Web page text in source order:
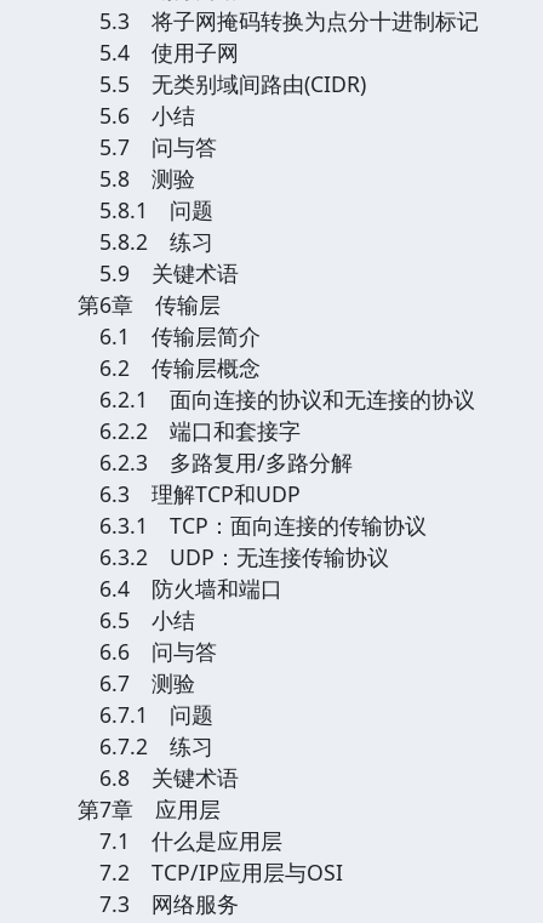
5.3 将子网掩码转换为点分十进制标记
5.4 使用子网
5.5 无类别域间路由(CIDR)
5.6 小结
5.7 问与答
5.8 测验
5.8.1 问题
5.8.2 练习
5.9 关键术语
第6章 传输层
6.1 传输层简介
6.2 传输层概念
6.2.1 面向连接的协议和无连接的协议
6.2.2 端口和套接字
6.2.3 多路复用/多路分解
6.3 理解TCP和UDP
6.3.1 TCP：面向连接的传输协议
6.3.2 UDP：无连接传输协议
6.4 防火墙和端口
6.5 小结
6.6 问与答
6.7 测验
6.7.1 问题
6.7.2 练习
6.8 关键术语
第7章 应用层
7.1 什么是应用层
7.2 TCP/IP应用层与OSI
7.3 网络服务